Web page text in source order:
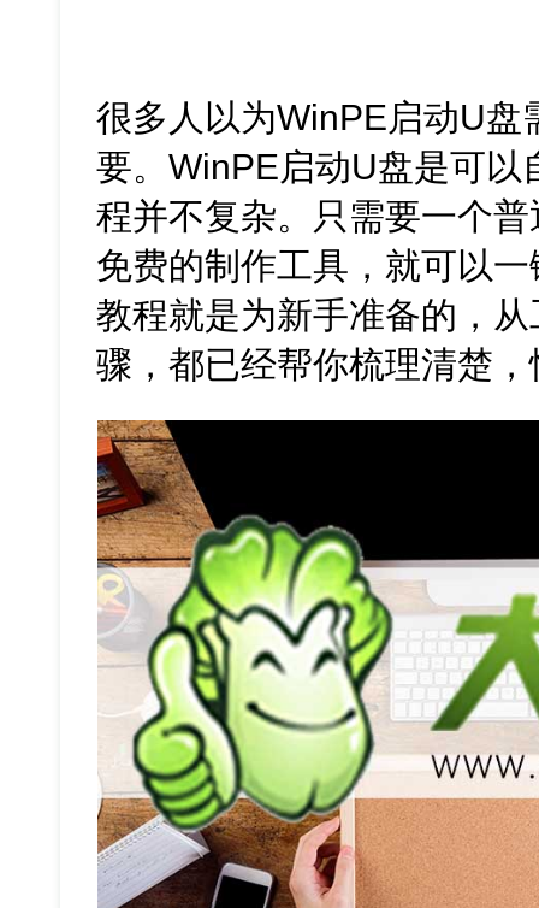
很多人以为WinPE启动U盘
要。WinPE启动U盘是可以
程并不复杂。只需要一个
免费的制作工具，就可以
教程就是为新手准备的，
骤，都已经帮你梳理清楚